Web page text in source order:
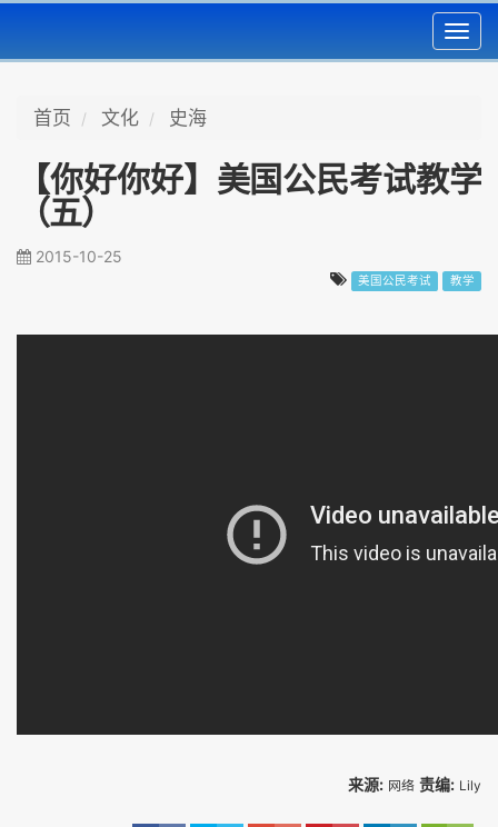
首页 文化 史海
【你好你好】美国公民考试教学
（五）
2015-10-25
美国公民考试 教学
来源: 网络 责编: Lily